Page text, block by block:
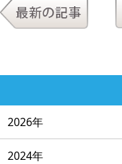
2026年
2024年